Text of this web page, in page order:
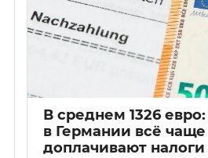
В среднем 1326
в Германии всё чаще
доплачивают налоги